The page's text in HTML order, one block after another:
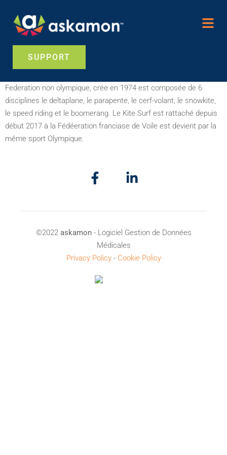
SUPPORT
Federation non olympique, crée en 1974 est composée de 6
disciplines le deltaplane, le parapente, le cerf-volant, le snowkite,
le speed riding et le boomerang. Le Kite Surf est rattaché depuis
début 2017 à la Fédéeration franciase de Voile est devient par la
même sport Olympique.
©2022 askamon- Logiciel Gestion de Données
Médicales
Privacy Policy- Cookie Policy